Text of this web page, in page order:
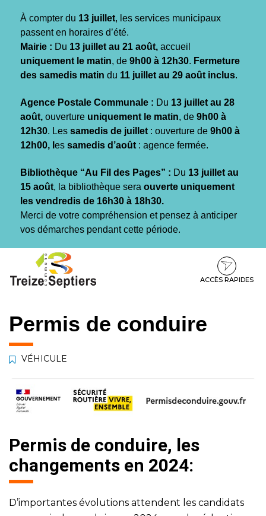
À compter du 13 juillet, les services municipaux
passent en horaires d’été.
Mairie : Du 13 juillet au 21 août, accueil
uniquement le matin, de 9h00 à 12h30. Fermeture
des samedis matin du 11 juillet au 29 août inclus.
Agence Postale Communale : Du 13 juillet au 28
août, ouverture uniquement le matin, de 9h00 à
12h30. Les samedis de juillet : ouverture de 9h00 à
12h00, l es samedis d’août : agence fermée.
Bibliothèque “Au Fil des Pages” : Du 13 juillet au
15 août, la bibliothèque sera ouverte uniquement
les vendredis de 16h30 à 18h30.
Merci de votre compréhension et pensez à anticiper
vos démarches pendant cette période.
contenu
pied
ACCÈS RAPIDES
Permis de conduire
VÉHICULE
Permis de conduire, les
changements en 2024:
D’importantes évolutions attendent les candidats